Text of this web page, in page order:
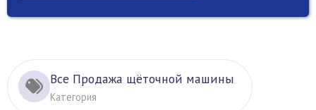
Все Продажа щёточной машины
Категория